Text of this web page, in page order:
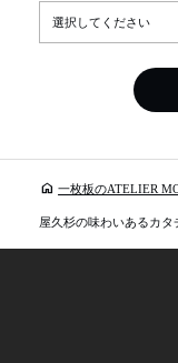
home 一枚板のATELIER
屋久杉の味わいあるカ